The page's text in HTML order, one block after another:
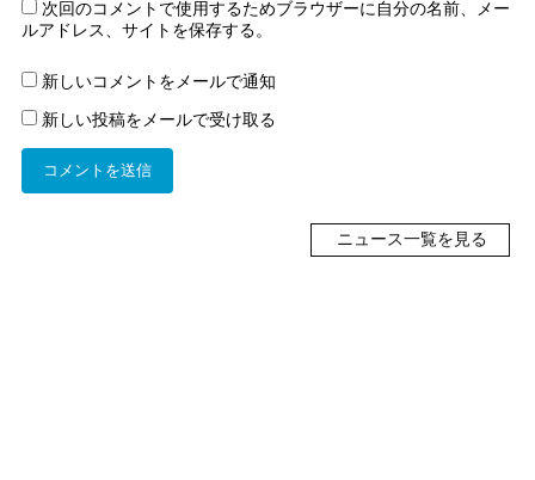
次回のコメントで使用するためブラウザーに自分の名前、メー
ルアドレス、サイトを保存する。
新しいコメントをメールで通知
新しい投稿をメールで受け取る
ニュース一覧を見る